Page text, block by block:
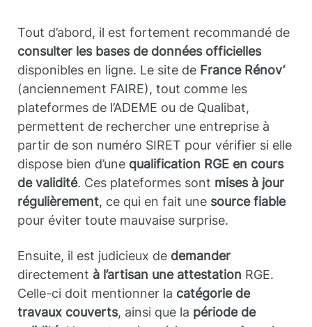
Tout d’abord, il est fortement recommandé de
consulter les bases de données officielles
disponibles en ligne. Le site de France Rénov’
(anciennement FAIRE), tout comme les
plateformes de l’ADEME ou de Qualibat,
permettent de rechercher une entreprise à
partir de son numéro SIRET pour vérifier si elle
dispose bien d’une qualification RGE en cours
de validité. Ces plateformes sont mises à jour
régulièrement, ce qui en fait une source fiable
pour éviter toute mauvaise surprise.
Ensuite, il est judicieux de demander
directement à l’artisan une attestation RGE.
Celle-ci doit mentionner la catégorie de
travaux couverts, ainsi que la période de